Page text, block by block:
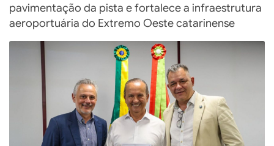
pavimentação da pista e fortalece a infraestrutura
aeroportuária do Extremo Oeste catarinense